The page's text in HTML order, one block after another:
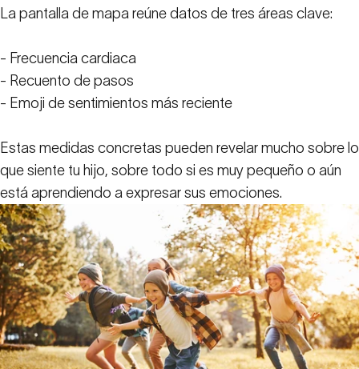
La pantalla de mapa reúne datos de tres áreas clave:
- Frecuencia cardiaca
- Recuento de pasos
- Emoji de sentimientos más reciente
Estas medidas concretas pueden revelar mucho sobre lo
que siente tu hijo, sobre todo si es muy pequeño o aún
está aprendiendo a expresar sus emociones.